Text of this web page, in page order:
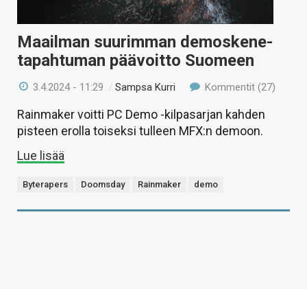
HAKU
Maailman suurimman demoskene-
tapahtuman päävoitto Suomeen
3.4.2024 - 11:29 /Sampsa Kurri Kommentit (27)
Rainmaker voitti PC Demo -kilpasarjan kahden
pisteen erolla toiseksi tulleen MFX:n demoon.
Lue lisää
Byterapers Doomsday Rainmaker demo